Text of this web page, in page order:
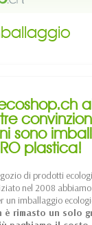
sono
plastica!
di prodotti
nel 2008
un imballaggio
è rimasto un solo